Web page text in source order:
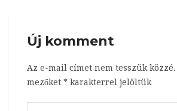
Új komment
Az e-mail címet nem tesszük közzé.
mezőket * karakterrel jelöltük